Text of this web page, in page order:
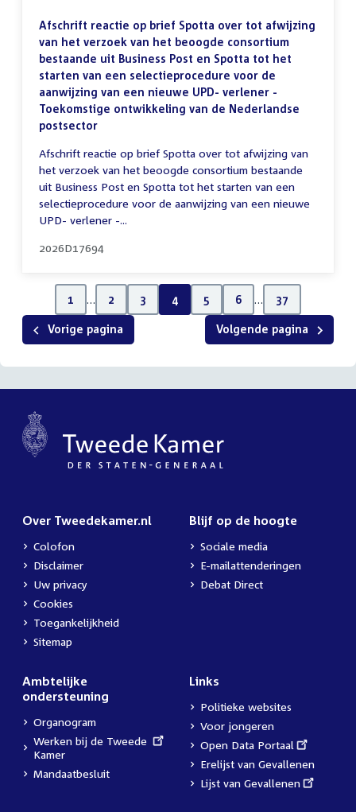
Afschrift reactie op brief Spotta over tot afwijzing
van het verzoek van het beoogde consortium
bestaande uit Business Post en Spotta tot het
starten van een selectieprocedure voor de
aanwijzing van een nieuwe UPD- verlener -
Toekomstige ontwikkeling van de Nederlandse
postsector
Afschrift reactie op brief Spotta over tot afwijzing van
het verzoek van het beoogde consortium bestaande
uit Business Post en Spotta tot het starten van een
selectieprocedure voor de aanwijzing van een nieuwe
UPD- verlener -...
2026D17694
Vorige pagina
1 … 2 3 4 5 6 … 37
Volgende pagina
Over Tweedekamer.nl
Colofon
Disclaimer
Uw privacy
Cookies
Toegankelijkheid
Sitemap
Blijf op de hoogte
Sociale media
E-mailattenderingen
Debat Direct
Ambtelijke
ondersteuning
Organogram
External
link:
Werken bij de Tweede
Kamer
Mandaatbesluit
Links
Politieke websites
Voor jongeren
External
link:
Open Data Portaal
Erelijst van Gevallenen
External
Lijst van Gevallenen